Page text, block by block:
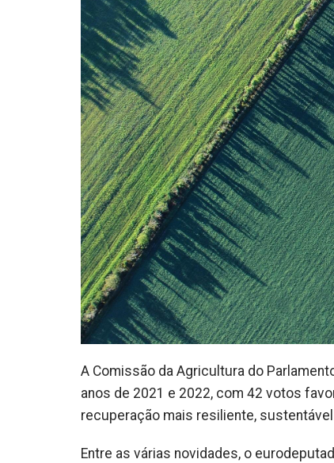
A Comissão da Agricultura do
anos de 2021 e 2022, com 42 votos
recuperação mais resiliente,
Entre as várias novidades, o